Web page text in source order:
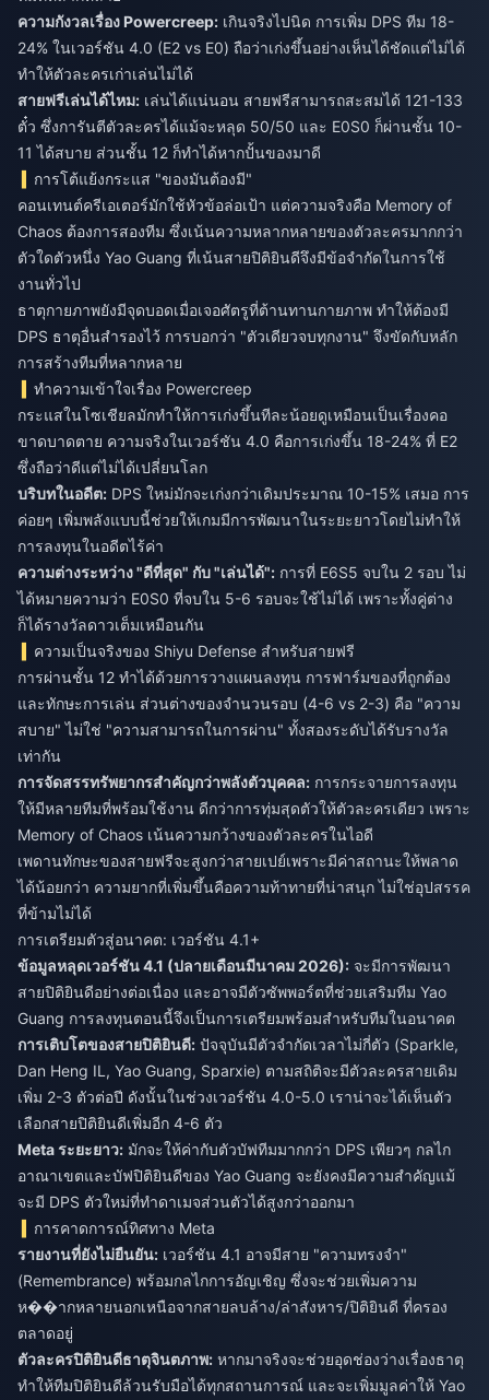
ความกังวลเรื่อง Powercreep: เกินจริงไปนิด การเพิ่ม DPS ทีม 18-
24% ในเวอร์ชัน 4.0 (E2 vs E0) ถือว่าเก่งขึ้นอย่างเห็นได้ชัดแต่ไม่ได้
ทำให้ตัวละครเก่าเล่นไม่ได้
สายฟรีเล่นได้ไหม: เล่นได้แน่นอน สายฟรีสามารถสะสมได้ 121-133
ตั๋ว ซึ่งการันตีตัวละครได้แม้จะหลุด 50/50 และ E0S0 ก็ผ่านชั้น 10-
11 ได้สบาย ส่วนชั้น 12 ก็ทำได้หากปั้นของมาดี
การโต้แย้งกระแส "ของมันต้องมี"
คอนเทนต์ครีเอเตอร์มักใช้หัวข้อล่อเป้า แต่ความจริงคือ Memory of
Chaos ต้องการสองทีม ซึ่งเน้นความหลากหลายของตัวละครมากกว่า
ตัวใดตัวหนึ่ง Yao Guang ที่เน้นสายปิติยินดีจึงมีข้อจำกัดในการใช้
งานทั่วไป
ธาตุกายภาพยังมีจุดบอดเมื่อเจอศัตรูที่ต้านทานกายภาพ ทำให้ต้องมี
DPS ธาตุอื่นสำรองไว้ การบอกว่า "ตัวเดียวจบทุกงาน" จึงขัดกับหลัก
การสร้างทีมที่หลากหลาย
ทำความเข้าใจเรื่อง Powercreep
กระแสในโซเชียลมักทำให้การเก่งขึ้นทีละน้อยดูเหมือนเป็นเรื่องคอ
ขาดบาดตาย ความจริงในเวอร์ชัน 4.0 คือการเก่งขึ้น 18-24% ที่ E2
ซึ่งถือว่าดีแต่ไม่ได้เปลี่ยนโลก
บริบทในอดีต: DPS ใหม่มักจะเก่งกว่าเดิมประมาณ 10-15% เสมอ การ
ค่อยๆ เพิ่มพลังแบบนี้ช่วยให้เกมมีการพัฒนาในระยะยาวโดยไม่ทำให้
การลงทุนในอดีตไร้ค่า
ความต่างระหว่าง "ดีที่สุด" กับ "เล่นได้": การที่ E6S5 จบใน 2 รอบ ไม่
ได้หมายความว่า E0S0 ที่จบใน 5-6 รอบจะใช้ไม่ได้ เพราะทั้งคู่ต่าง
ก็ได้รางวัลดาวเต็มเหมือนกัน
ความเป็นจริงของ Shiyu Defense สำหรับสายฟรี
การผ่านชั้น 12 ทำได้ด้วยการวางแผนลงทุน การฟาร์มของที่ถูกต้อง
และทักษะการเล่น ส่วนต่างของจำนวนรอบ (4-6 vs 2-3) คือ "ความ
สบาย" ไม่ใช่ "ความสามารถในการผ่าน" ทั้งสองระดับได้รับรางวัล
เท่ากัน
การจัดสรรทรัพยากรสำคัญกว่าพลังตัวบุคคล: การกระจายการลงทุน
ให้มีหลายทีมที่พร้อมใช้งาน ดีกว่าการทุ่มสุดตัวให้ตัวละครเดียว เพราะ
Memory of Chaos เน้นความกว้างของตัวละครในไอดี
เพดานทักษะของสายฟรีจะสูงกว่าสายเปย์เพราะมีค่าสถานะให้พลาด
ได้น้อยกว่า ความยากที่เพิ่มขึ้นคือความท้าทายที่น่าสนุก ไม่ใช่อุปสรรค
ที่ข้ามไม่ได้
การเตรียมตัวสู่อนาคต: เวอร์ชัน 4.1+
ข้อมูลหลุดเวอร์ชัน 4.1 (ปลายเดือนมีนาคม 2026): จะมีการพัฒนา
สายปิติยินดีอย่างต่อเนื่อง และอาจมีตัวซัพพอร์ตที่ช่วยเสริมทีม Yao
Guang การลงทุนตอนนี้จึงเป็นการเตรียมพร้อมสำหรับทีมในอนาคต
การเติบโตของสายปิติยินดี: ปัจจุบันมีตัวจำกัดเวลาไม่กี่ตัว (Sparkle,
Dan Heng IL, Yao Guang, Sparxie) ตามสถิติจะมีตัวละครสายเดิม
เพิ่ม 2-3 ตัวต่อปี ดังนั้นในช่วงเวอร์ชัน 4.0-5.0 เราน่าจะได้เห็นตัว
เลือกสายปิติยินดีเพิ่มอีก 4-6 ตัว
Meta ระยะยาว: มักจะให้ค่ากับตัวบัฟทีมมากกว่า DPS เพียวๆ กลไก
อาณาเขตและบัฟปิติยินดีของ Yao Guang จะยังคงมีความสำคัญแม้
จะมี DPS ตัวใหม่ที่ทำดาเมจส่วนตัวได้สูงกว่าออกมา
การคาดการณ์ทิศทาง Meta
รายงานที่ยังไม่ยืนยัน: เวอร์ชัน 4.1 อาจมีสาย "ความทรงจำ"
(Remembrance) พร้อมกลไกการอัญเชิญ ซึ่งจะช่วยเพิ่มความ
ห��ากหลายนอกเหนือจากสายลบล้าง/ล่าสังหาร/ปิติยินดี ที่ครอง
ตลาดอยู่
ตัวละครปิติยินดีธาตุจินตภาพ: หากมาจริงจะช่วยอุดช่องว่างเรื่องธาตุ
ทำให้ทีมปิติยินดีล้วนรับมือได้ทุกสถานการณ์ และจะเพิ่มมูลค่าให้ Yao